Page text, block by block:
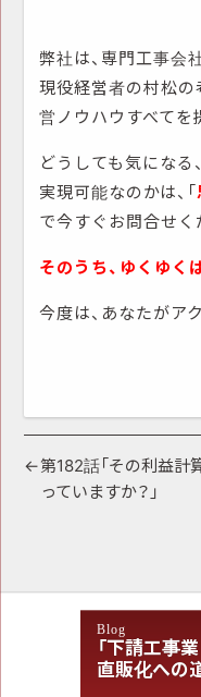
弊社は、専門工事会
現役経営者の村松の
営ノウハウすべてを
どうしても気になる
実現可能なのかは、「
で今すぐお問合せく
そのうち、ゆくゆく
今度は、あなたがア
投
稿
ゲ
第182話「その利益計
っていますか？」
Blog
「下請工事業
直販化への